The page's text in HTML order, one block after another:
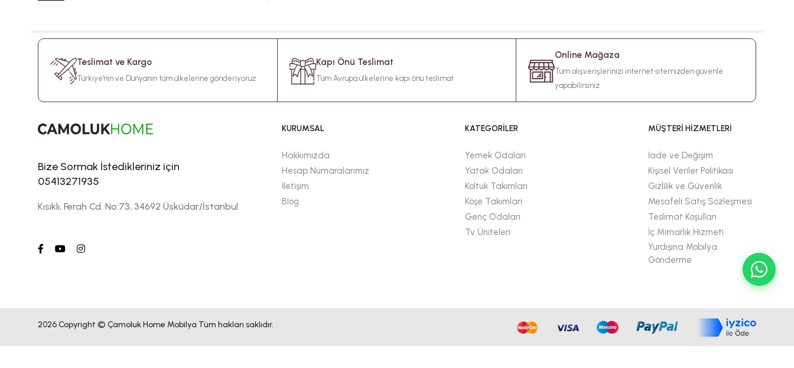
Teslimat ve Kargo
Türkiye'nin ve Dünyanın tüm ülkelerine gönderiyoruz
Kapı Önü Teslimat
Tüm Avrupa ülkelerine kapı önü teslimat
Online Mağaza
Tüm alışverişlerinizi internet sitemizden güvenle
yapabilirsiniz
Bize Sormak İstedikleriniz için
05413271935
Kısıklı, Ferah Cd. No:73, 34692 Üsküdar/İstanbul
KURUMSAL
Hakkımızda
Hesap Numaralarımız
İletişim
Blog
KATEGORİLER
Yemek Odaları
Yatak Odaları
Koltuk Takımları
Köşe Takımları
Genç Odaları
Tv Üniteleri
MÜŞTERİ HİZMETLERİ
İade ve Değişim
Kişisel Veriler Politikası
Gizlilik ve Güvenlik
Mesafeli Satış Sözleşmesi
Teslimat Koşulları
İç Mimarlık Hizmeti
Yurdışına Mobilya
Gönderme
2026 Copyright © Çamoluk Home Mobilya Tüm hakları saklıdır.